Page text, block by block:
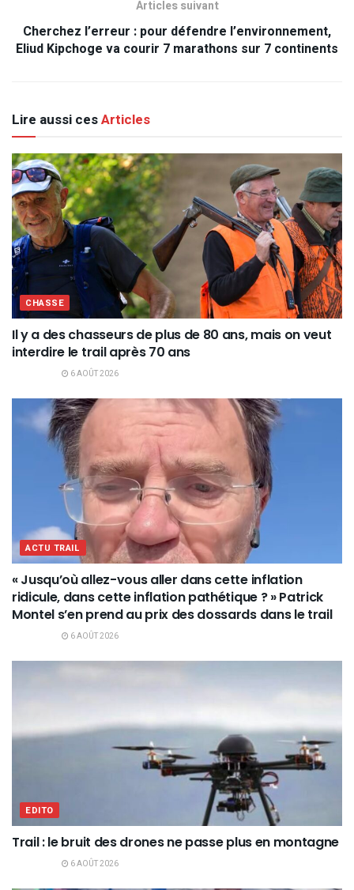
Articles suivant
Cherchez l’erreur : pour défendre l’environnement,
Eliud Kipchoge va courir 7 marathons sur 7 continents
Lire aussi cesArticles
CHASSE
Il y a des chasseurs de plus de 80 ans, mais on veut
interdire le trail après 70 ans
6 AOÛT 2026
ACTU TRAIL
« Jusqu’où allez-vous aller dans cette inflation
ridicule, dans cette inflation pathétique ? » Patrick
Montel s’en prend au prix des dossards dans le trail
6 AOÛT 2026
EDITO
Trail : le bruit des drones ne passe plus en montagne
6 AOÛT 2026